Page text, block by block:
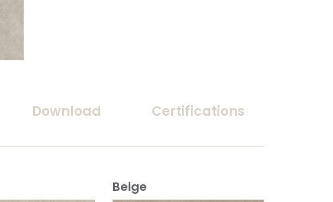
Download Certifications
Beige